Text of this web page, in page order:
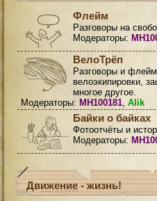
Флейм
Разговоры на
Модераторы:
ВелоТрёп
Разговоры и
велоэкипировки,
многое другое.
Модераторы: MH100181, Alik
Байки о байках
Фотоотчёты и
Модераторы:
Движение - жизнь!